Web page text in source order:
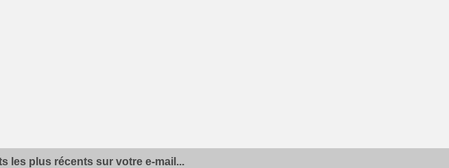
les plus récents sur votre e-mail...